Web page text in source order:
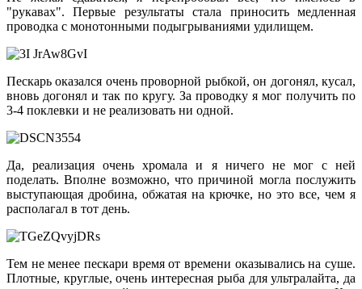
"рукавах". Первые результаты стала приносить медленная
проводка с монотонными подыгрываниями удилищем.
Пескарь оказался очень проворной рыбкой, он догонял, кусал,
вновь догонял и так по кругу. За проводку я мог получить по
3-4 поклевки и не реализовать ни одной.
Да, реализация очень хромала и я ничего не мог с ней
поделать. Вполне возможно, что причиной могла послужить
выступающая дробина, обжатая на крючке, но это все, чем я
располагал в тот день.
Тем не менее пескари время от времени оказывались на суше.
Плотные, круглые, очень интересная рыба для ультралайта, да